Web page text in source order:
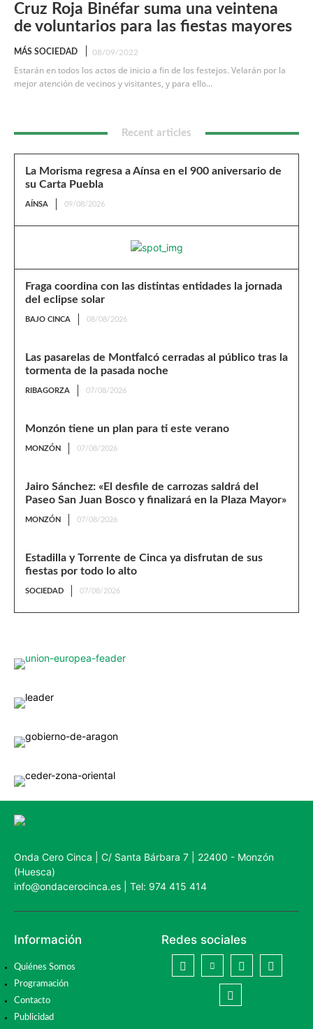
Cruz Roja Binéfar suma una veintena
de voluntarios para las fiestas mayores
MÁS SOCIEDAD 08/09/2022
Estarán en todos los actos de inicio a fin de los festejos. Velarán por la
mejor atención de vecinos y visitantes, y para ello...
Recent articles
La Morisma regresa a Aínsa en el 900 aniversario de
su Carta Puebla
AÍNSA 09/08/2026
Fraga coordina con las distintas entidades la jornada
del eclipse solar
BAJO CINCA 08/08/2026
Las pasarelas de Montfalcó cerradas al público tras la
tormenta de la pasada noche
RIBAGORZA 07/08/2026
Monzón tiene un plan para ti este verano
MONZÓN 07/08/2026
Jairo Sánchez: «El desfile de carrozas saldrá del
Paseo San Juan Bosco y finalizará en la Plaza Mayor»
MONZÓN 07/08/2026
Estadilla y Torrente de Cinca ya disfrutan de sus
fiestas por todo lo alto
SOCIEDAD 07/08/2026
Onda Cero Cinca | C/ Santa Bárbara 7 | 22400 - Monzón
(Huesca)
info@ondacerocinca.es | Tel: 974 415 414
Información
Quiénes Somos
Programación
Contacto
Publicidad
Redes sociales